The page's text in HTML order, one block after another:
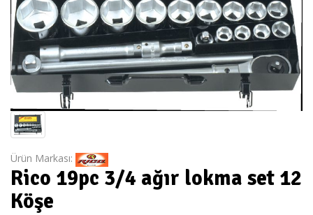
Ürün Markası:
Rico 19pc 3/4 ağır lokma set 12
Köşe